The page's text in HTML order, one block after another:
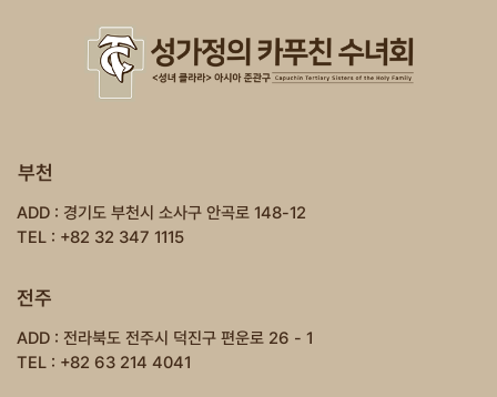
부천
ADD : 경기도 부천시 소사구 안곡로 148-12
TEL : +82 32 347 1115
전주
ADD : 전라북도 전주시 덕진구 편운로 26 - 1
TEL : +82 63 214 4041